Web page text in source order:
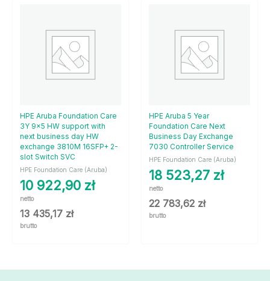
HPE Aruba Foundation Care
3Y 9×5 HW support with
next business day HW
exchange 3810M 16SFP+ 2-
slot Switch SVC
HPE Foundation Care (Aruba)
10 922,90 zł
netto
13 435,17 zł
brutto
HPE Aruba 5 Year
Foundation Care Next
Business Day Exchange
7030 Controller Service
HPE Foundation Care (Aruba)
18 523,27 zł
netto
22 783,62 zł
brutto